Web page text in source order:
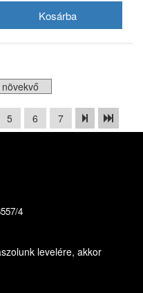
5 6 7
4
levelére, akkor